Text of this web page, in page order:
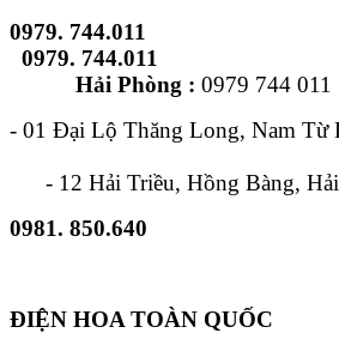
0979. 744.011
0979. 744.011
Hải Phòng : 0979 744 011
- 01 Đại Lộ Thăng Long,
- 12 Hải Triều, Hồng Bàng, Hải
0981. 850.640
ĐIỆN HOA TOÀN QUỐC